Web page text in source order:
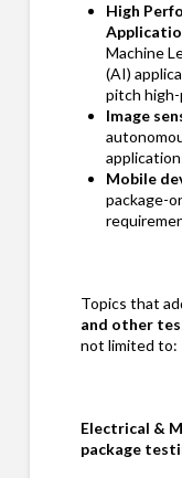
High
Machine
(AI)
pitch
Image
Mobile
package-
Topics that
and other
not limited to:
Electrical &
package